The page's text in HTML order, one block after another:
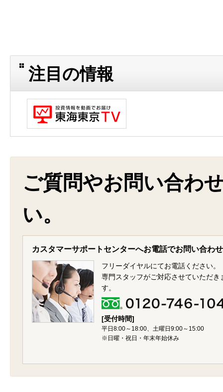
注目の情報
ご質問やお問い合わ
い。
カスタマーサポートセンターへお電話でお問い合わせ
フリーダイヤルにてお電話ください。
専門スタッフがご対応させていただき
す。
[受付時間]
平日8:00～18:00、土曜日9:00～15:00
※日曜・祝日・年末年始休み